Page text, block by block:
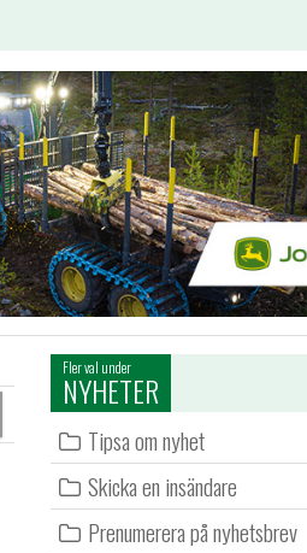
Fler val under
NYHETER
Tipsa om nyhet
Skicka en insändare
Prenumerera på nyhetsbrev